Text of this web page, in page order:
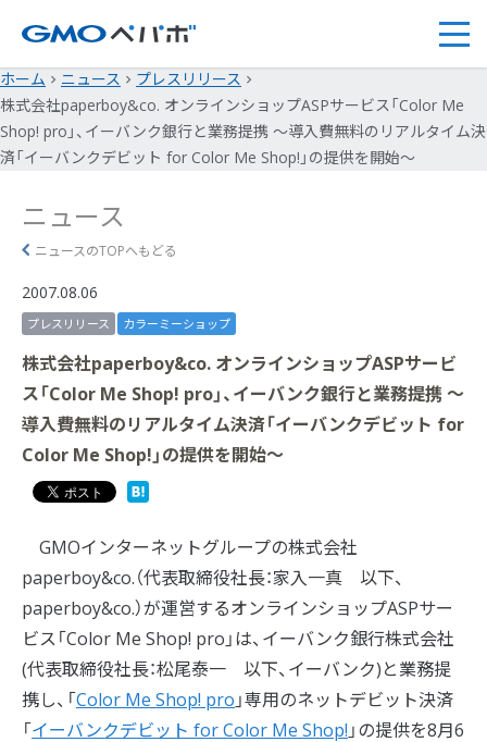
ホーム ニュース
プレスリリース
株式会社paperboy&co. オンラインショップASPサービス「Color Me
Shop! pro」、イーバンク銀行と業務提携 ～導入費無料のリアルタイム決
済「イーバンクデビット for Color Me Shop!」の提供を開始～
ニュース
ニュースのTOPへもどる
2007.08.06
プレスリリース カラーミーショップ
株式会社paperboy&co. オンラインショップASPサービ
ス「Color Me Shop! pro」、イーバンク銀行と業務提携 ～
導入費無料のリアルタイム決済「イーバンクデビット for
Color Me Shop!」の提供を開始～
GMOインターネットグループの株式会社
paperboy&co.（代表取締役社長：家入一真 以下、
paperboy&co.）が運営するオンラインショップASPサー
ビス「Color Me Shop! pro」は、イーバンク銀行株式会社
(代表取締役社長：松尾泰一 以下、イーバンク)と業務提
携し、「Color Me Shop! pro 」専用のネットデビット決済
「イーバンクデビット for Color Me Shop! 」の提供を8月6